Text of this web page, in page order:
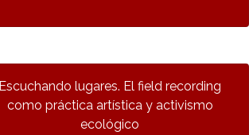
Escuchando lugares. El field recording
como práctica artística y activismo
ecológico